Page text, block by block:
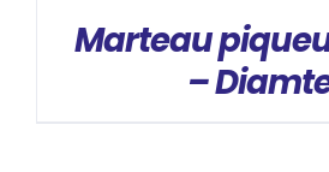
Marteau
–